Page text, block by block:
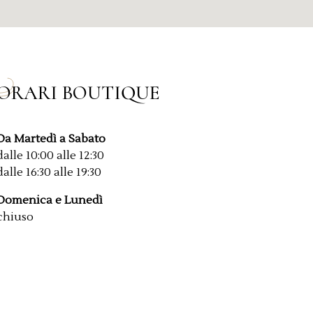
BOUTIQUE
Martedì a Sabato
10:00 alle 12:30
16:30 alle 19:30
e Lunedì